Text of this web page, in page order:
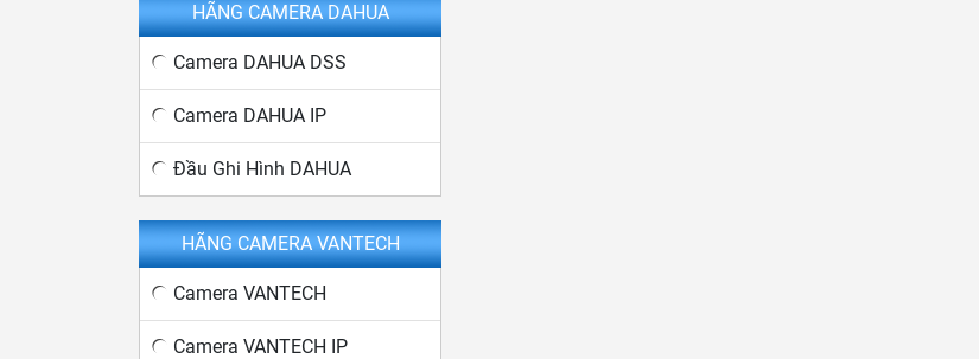
HÃNG CAMERA DAHUA
Camera DAHUA DSS
Camera DAHUA IP
Đầu Ghi Hình DAHUA
HÃNG CAMERA VANTECH
Camera VANTECH
Camera VANTECH IP